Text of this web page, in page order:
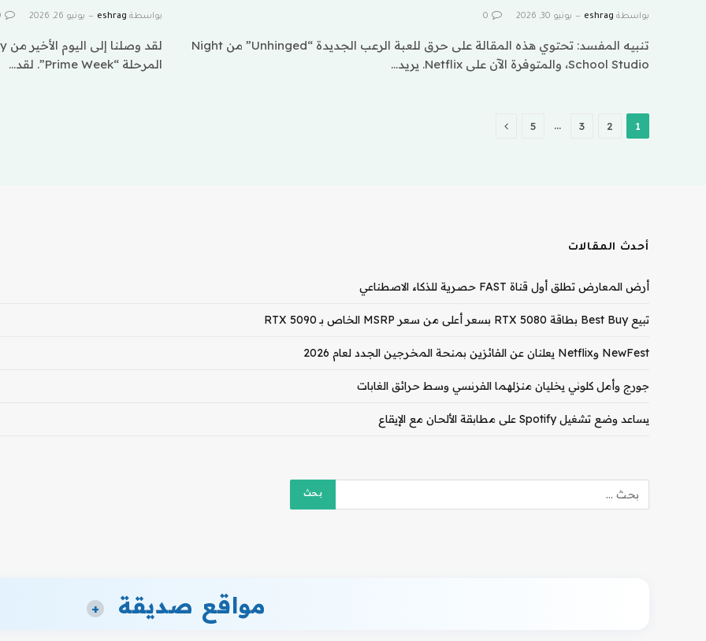
بواسطة eshrag يونيو 30, 2026 0
تنبيه المفسد: تحتوي هذه المقالة على حرق للعبة الرعب الجديدة “Unhinged” من Night
School Studio، والمتوفرة الآن على Netflix. يريد…
بواسطة eshrag يونيو 26, 2026
المرحلة “Prime Week”. لقد…
1
2
3
…
5 التالي
أحدث المقالات
أرض المعارض تطلق أول قناة FAST حصرية للذكاء الاصطناعي
تبيع Best Buy بطاقة RTX 5080 بسعر أعلى من سعر MSRP الخاص بـ RTX 5090
NewFest وNetflix يعلنان عن الفائزين بمنحة المخرجين الجدد لعام 2026
جورج وأمل كلوني يخليان منزلهما الفرنسي وسط حرائق الغابات
يساعد وضع تشغيل Spotify على مطابقة الألحان مع الإيقاع
مواقع صديقة +